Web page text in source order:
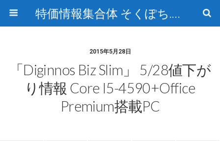
特価情報集合体 そくぽち.com
2015年5月28日
「Diginnos Biz Slim」 5/28値下が
り情報 Core I5-4590+Office
Premium搭載PC